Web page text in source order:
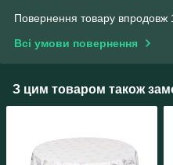
Повернення товару впродовж
Всі умови повернення
З цим товаром також